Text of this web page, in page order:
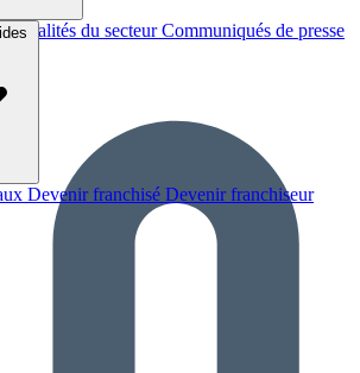
Actualités du secteur Communiqués de presse
Devenir franchisé Devenir franchiseur